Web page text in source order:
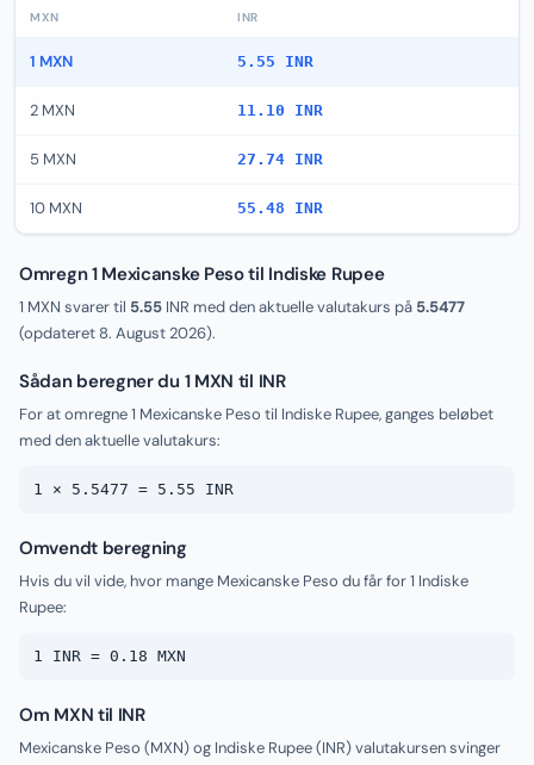
MXN INR
1 MXN 5.55 INR
2 MXN 11.10 INR
5 MXN 27.74 INR
10 MXN 55.48 INR
Omregn 1 Mexicanske Peso til Indiske Rupee
1 MXN svarer til 5.55 INR med den aktuelle valutakurs på 5.5477
(opdateret 8. August 2026).
Sådan beregner du 1 MXN til INR
For at omregne 1 Mexicanske Peso til Indiske Rupee, ganges beløbet
med den aktuelle valutakurs:
1 × 5.5477 = 5.55 INR
Omvendt beregning
Hvis du vil vide, hvor mange Mexicanske Peso du får for 1 Indiske
Rupee:
1 INR = 0.18 MXN
Om MXN til INR
Mexicanske Peso (MXN) og Indiske Rupee (INR) valutakursen svinger